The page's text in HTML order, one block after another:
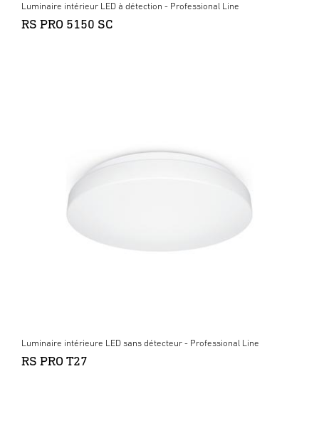
Luminaire intérieur LED à détection - Professional Line
RS PRO 5150 SC
Luminaire intérieure LED sans détecteur - Professional Line
RS PRO T27